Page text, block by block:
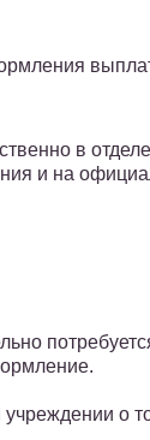
в
и на
о